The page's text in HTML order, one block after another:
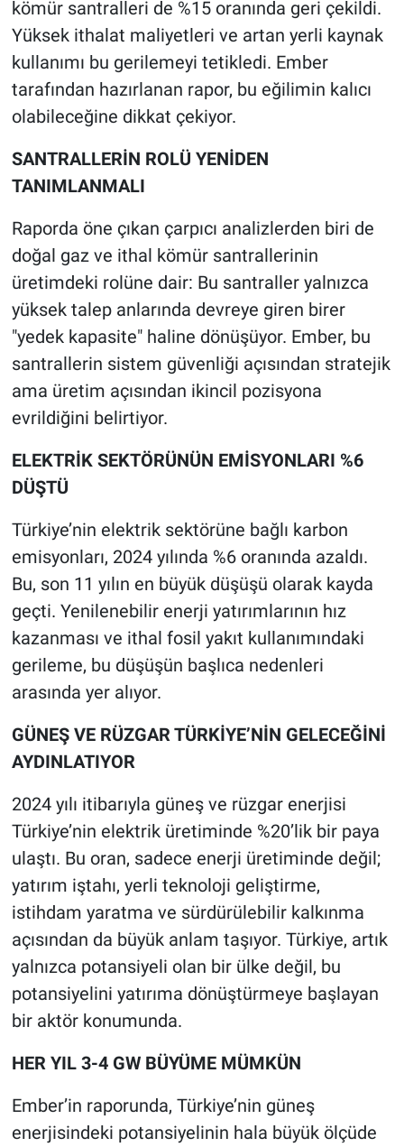
kömür santralleri de %15 oranında geri çekildi.
Yüksek ithalat maliyetleri ve artan yerli kaynak
kullanımı bu gerilemeyi tetikledi. Ember
tarafından hazırlanan rapor, bu eğilimin kalıcı
olabileceğine dikkat çekiyor.
SANTRALLERİN ROLÜ YENİDEN
TANIMLANMALI
Raporda öne çıkan çarpıcı analizlerden biri de
doğal gaz ve ithal kömür santrallerinin
üretimdeki rolüne dair: Bu santraller yalnızca
yüksek talep anlarında devreye giren birer
"yedek kapasite" haline dönüşüyor. Ember, bu
santrallerin sistem güvenliği açısından stratejik
ama üretim açısından ikincil pozisyona
evrildiğini belirtiyor.
ELEKTRİK SEKTÖRÜNÜN EMİSYONLARI %6
DÜŞTÜ
Türkiye’nin elektrik sektörüne bağlı karbon
emisyonları, 2024 yılında %6 oranında azaldı.
Bu, son 11 yılın en büyük düşüşü olarak kayda
geçti. Yenilenebilir enerji yatırımlarının hız
kazanması ve ithal fosil yakıt kullanımındaki
gerileme, bu düşüşün başlıca nedenleri
arasında yer alıyor.
GÜNEŞ VE RÜZGAR TÜRKİYE’NİN GELECEĞİNİ
AYDINLATIYOR
2024 yılı itibarıyla güneş ve rüzgar enerjisi
Türkiye’nin elektrik üretiminde %20’lik bir paya
ulaştı. Bu oran, sadece enerji üretiminde değil;
yatırım iştahı, yerli teknoloji geliştirme,
istihdam yaratma ve sürdürülebilir kalkınma
açısından da büyük anlam taşıyor. Türkiye, artık
yalnızca potansiyeli olan bir ülke değil, bu
potansiyelini yatırıma dönüştürmeye başlayan
bir aktör konumunda.
HER YIL 3-4 GW BÜYÜME MÜMKÜN
Ember’in raporunda, Türkiye’nin güneş
enerjisindeki potansiyelinin hala büyük ölçüde